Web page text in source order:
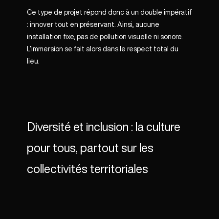
Ce type de projet répond donc à un double impératif
: innover tout en préservant. Ainsi, aucune
installation fixe, pas de pollution visuelle ni sonore.
L’immersion se fait alors dans le respect total du
lieu.
Diversité et inclusion : la culture
pour tous, partout sur les
collectivités territoriales